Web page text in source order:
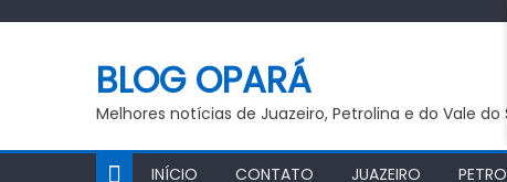
BLOG OPARÁ
Melhores notícias de Juazeiro, Petrolina e do Vale do
INÍCIO CONTATO JUAZEIRO